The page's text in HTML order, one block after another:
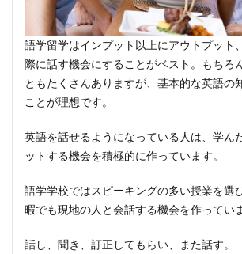
語学留学はインプット以上にアウトプット
際に話す機会にすることがベスト。もちろ
ともたくさんありますが、基本的な英語の
ことが理想です。
英語を話せるようになっている人は、学ん
ットする機会を積極的に作っています。
語学学校ではスピーキングの多い授業を選
暇でも現地の人と会話する機会を作ってい
話し、聞き、訂正してもらい、また話す。